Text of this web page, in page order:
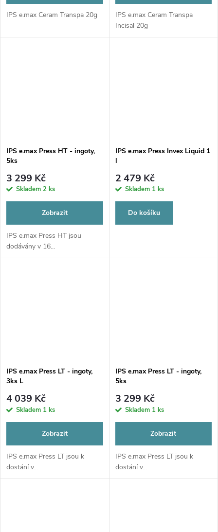
IPS e.max Ceram Transpa 20g
IPS e.max Ceram Transpa
Incisal 20g
IPS e.max Press HT - ingoty,
5ks
3 299 Kč
Skladem 2 ks
Zobrazit
IPS e.max Press HT jsou
dodávány v 16...
IPS e.max Press Invex Liquid 1
l
2 479 Kč
Skladem 1 ks
Do košíku
IPS e.max Press LT - ingoty,
3ks L
4 039 Kč
Skladem 1 ks
Zobrazit
IPS e.max Press LT jsou k
dostání v...
IPS e.max Press LT - ingoty,
5ks
3 299 Kč
Skladem 1 ks
Zobrazit
IPS e.max Press LT jsou k
dostání v...